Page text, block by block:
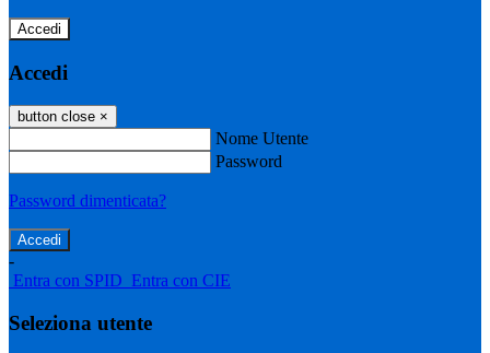
Accedi
Accedi
button close ×
Nome Utente
Password
Password dimenticata?
-
Entra con SPID Entra con CIE
Seleziona utente